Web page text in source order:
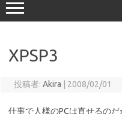
XPSP3
投稿者: Akira 2008/02/01
仕事で人様のPCは直せるの